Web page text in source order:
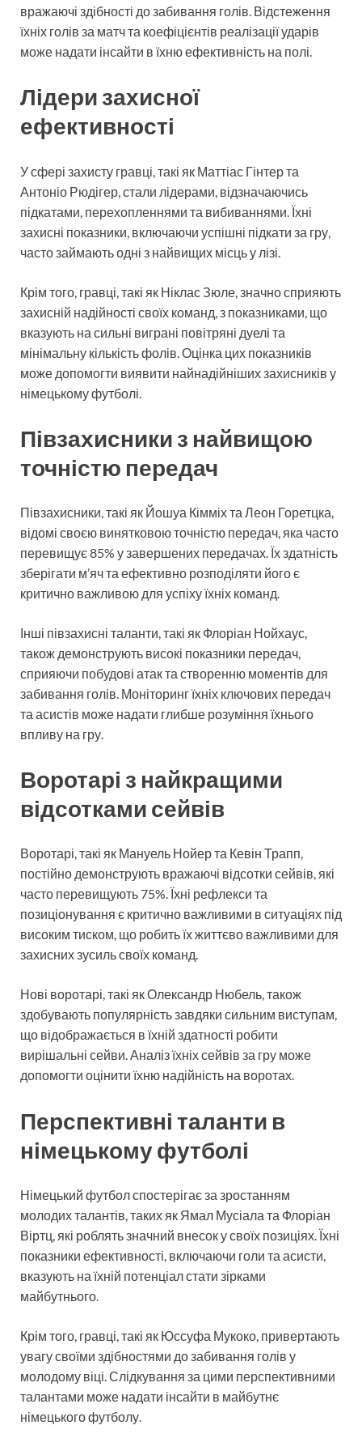
вражаючі здібності до забивання голів. Відстеження
їхніх голів за матч та коефіцієнтів реалізації ударів
може надати інсайти в їхню ефективність на полі.
Лідери захисної
ефективності
У сфері захисту гравці, такі як Маттіас Гінтер та
Антоніо Рюдігер, стали лідерами, відзначаючись
підкатами, перехопленнями та вибиваннями. Їхні
захисні показники, включаючи успішні підкати за гру,
часто займають одні з найвищих місць у лізі.
Крім того, гравці, такі як Ніклас Зюле, значно сприяють
захисній надійності своїх команд, з показниками, що
вказують на сильні виграні повітряні дуелі та
мінімальну кількість фолів. Оцінка цих показників
може допомогти виявити найнадійніших захисників у
німецькому футболі.
Півзахисники з найвищою
точністю передач
Півзахисники, такі як Йошуа Кімміх та Леон Горетцка,
відомі своєю винятковою точністю передач, яка часто
перевищує 85% у завершених передачах. Їх здатність
зберігати м’яч та ефективно розподіляти його є
критично важливою для успіху їхніх команд.
Інші півзахисні таланти, такі як Флоріан Нойхаус,
також демонструють високі показники передач,
сприяючи побудові атак та створенню моментів для
забивання голів. Моніторинг їхніх ключових передач
та асистів може надати глибше розуміння їхнього
впливу на гру.
Воротарі з найкращими
відсотками сейвів
Воротарі, такі як Мануель Нойер та Кевін Трапп,
постійно демонструють вражаючі відсотки сейвів, які
часто перевищують 75%. Їхні рефлекси та
позиціонування є критично важливими в ситуаціях під
високим тиском, що робить їх життєво важливими для
захисних зусиль своїх команд.
Нові воротарі, такі як Олександр Нюбель, також
здобувають популярність завдяки сильним виступам,
що відображається в їхній здатності робити
вирішальні сейви. Аналіз їхніх сейвів за гру може
допомогти оцінити їхню надійність на воротах.
Перспективні таланти в
німецькому футболі
Німецький футбол спостерігає за зростанням
молодих талантів, таких як Ямал Мусіала та Флоріан
Віртц, які роблять значний внесок у своїх позиціях. Їхні
показники ефективності, включаючи голи та асисти,
вказують на їхній потенціал стати зірками
майбутнього.
Крім того, гравці, такі як Юссуфа Мукоко, привертають
увагу своїми здібностями до забивання голів у
молодому віці. Слідкування за цими перспективними
талантами може надати інсайти в майбутнє
німецького футболу.